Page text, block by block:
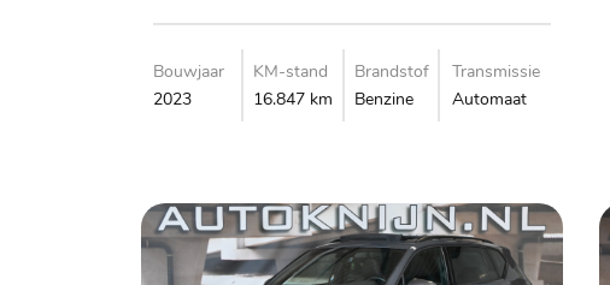
Bouwjaar
2023
KM-stand
16.847 km
Brandstof
Benzine
Transmissie
Automaat